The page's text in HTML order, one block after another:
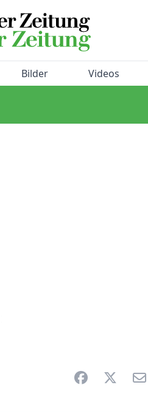
Bilder Videos